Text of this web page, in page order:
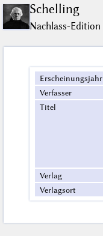
Schelling
Nachlass-Edition
Erscheinungsjahr
Verfasser
Titel
Verlag
Verlagsort